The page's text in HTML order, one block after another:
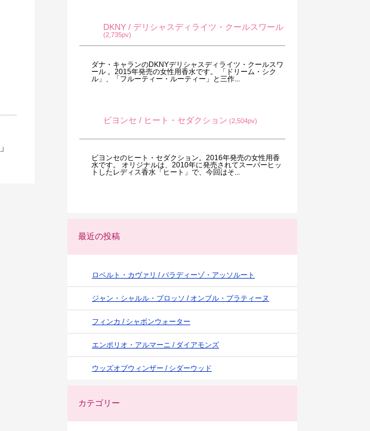
」
DKNY / デリシャスディライツ・クールスワール
(2,735pv)
ダナ・キャランのDKNYデリシャスディライツ・クールスワ
ール 。2015年発売の女性用香水です。 「ドリーム・シク
ル」、「フルーティー・ルーティー」と三作...
ビヨンセ / ヒート・セダクション (2,504pv)
ビヨンセのヒート・セダクション。2016年発売の女性用香
水です。 オリジナルは、2010年に発売されてスーパーヒッ
トしたレディス香水「ヒート」で、今回はそ...
最近の投稿
ロベルト・カヴァリ / パラディーゾ・アッソルート
ジャン・シャルル・ブロッソ / オンブル・プラティーヌ
フィンカ / シャボンウォーター
エンポリオ・アルマーニ / ダイアモンズ
ウッズオブウィンザー / シダーウッド
カテゴリー